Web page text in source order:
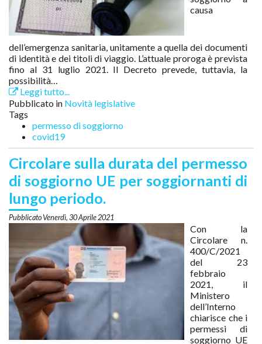
causa
dell’emergenza sanitaria, unitamente a quella dei documenti
di identità e dei titoli di viaggio. L’attuale proroga è prevista
fino al 31 luglio 2021. Il Decreto prevede, tuttavia, la
possibilità…
Leggi tutto...
Pubblicato in Novità legislative
Tags
permesso di soggiorno
covid19
Circolare sulla durata del permesso
di soggiorno UE per soggiornanti di
lungo periodo.
Venerdì, 30 Aprile 2021
Con la
Circolare n.
400/C/2021
del 23
febbraio
2021, il
Ministero
dell’Interno
chiarisce che i
permessi di
soggiorno UE